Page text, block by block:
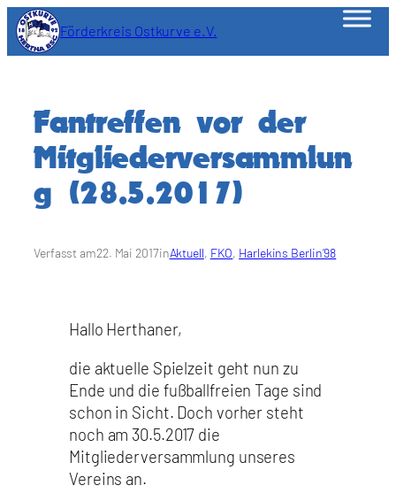
Zum
Inhalt
springen
Förderkreis Ostkurve e.V.
Fantreffen vor der
Mitgliederversammlun
g (28.5.2017)
Verfasst am22. Mai 2017inAktuell, FKO, Harlekins Berlin’98
Hallo Herthaner,
die aktuelle Spielzeit geht nun zu
Ende und die fußballfreien Tage sind
schon in Sicht. Doch vorher steht
noch am 30.5.2017 die
Mitgliederversammlung unseres
Vereins an.